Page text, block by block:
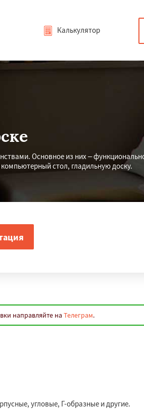
Калькулятор
Основное из них –
стол, гладильную доску.
направляйте на Телеграм.
угловые, Г-образные и другие.